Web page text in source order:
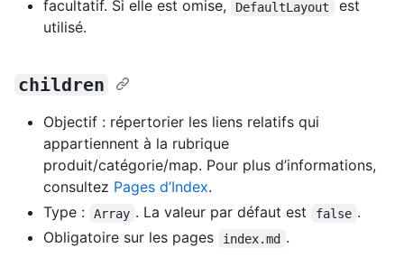
facultatif. Si elle est omise,
DefaultLayout
est
utilisé.
children
Objectif : répertorier les liens relatifs qui
appartiennent à la rubrique
produit/catégorie/map. Pour plus d’informations,
consultez Pages d’Index.
Type :
Array . La valeur par défaut est false .
Obligatoire sur les pages
index.md .